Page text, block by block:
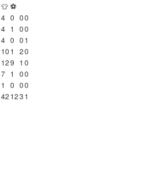
👕 ⚽
4 0 00
4 1 00
4 0 0 1
10 1 20
129 1 0
7 1 00
1 0 00
42 123 1